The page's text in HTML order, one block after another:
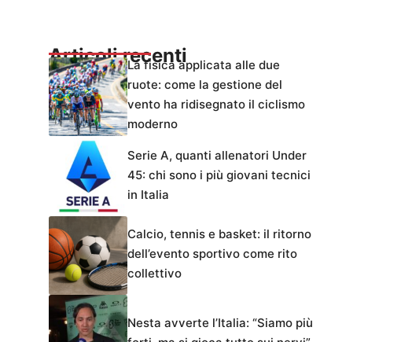
Articoli recentiLa fisica applicata alle due
ruote: come la gestione del
vento ha ridisegnato il ciclismo
moderno
Serie A, quanti allenatori Under
45: chi sono i più giovani tecnici
in Italia
Calcio, tennis e basket: il ritorno
dell’evento sportivo come rito
collettivo
Nesta avverte l’Italia: “Siamo più